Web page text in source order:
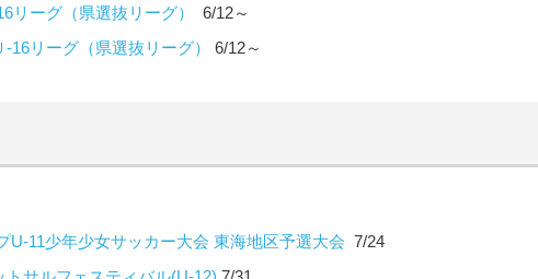
リーグ（県選抜リーグ）
6/12～
16リーグ（県選抜リーグ） 6/12～
U-11少年少女サッカー大会 東海地区予選大会 7/24